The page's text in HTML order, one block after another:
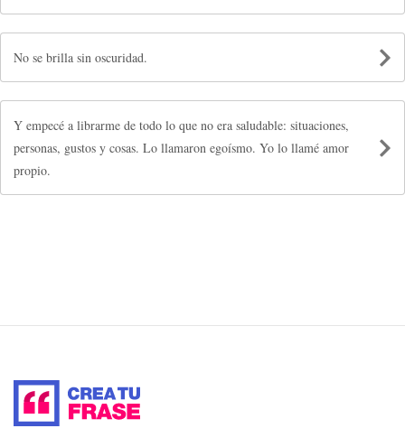
No se brilla sin oscuridad.
Y empecé a librarme de todo lo que no era saludable: situaciones,
personas, gustos y cosas. Lo llamaron egoísmo. Yo lo llamé amor
propio.